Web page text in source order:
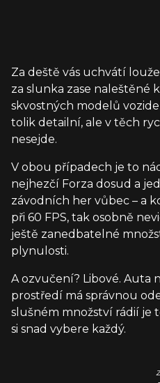
Za deště vás uchvátí
za slunka zase naleštěné
skvostných modelů
tolik detailní, ale v těch
nesejde.
V obou případech je to
nejhezčí Forza dosud a
závodních her vůbec – a
při 60 FPS, tak osobně
ještě zanedbatelné
plynulosti.
A ozvučení? Libové. Auta
prostředí má správnou
slušném množství rádií je
si snad vybere každý.